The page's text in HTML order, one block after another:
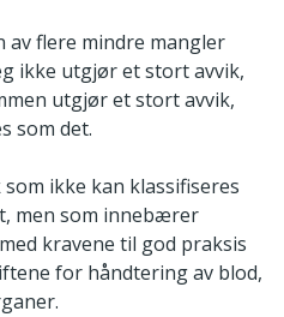
av flere mindre mangler
ikke utgjør et stort avvik,
utgjør et stort avvik,
som det.
som ikke kan klassifiseres
men som innebærer
kravene til god praksis
for håndtering av blod,